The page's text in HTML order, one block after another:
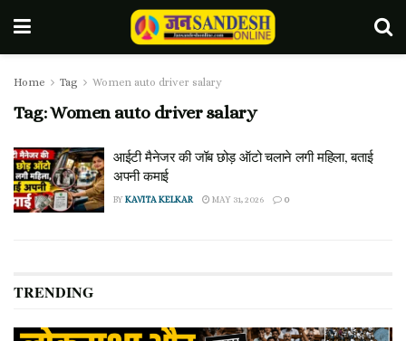
Home Tag Women auto driver salary
Tag:Women auto driver salary
आईटी मैनेजर की जॉब छोड़ ऑटो चलाने लगी महिला, बताई
अपनी कमाई
BYKAVITA KELKAR MAY 31, 2026 0
TRENDING